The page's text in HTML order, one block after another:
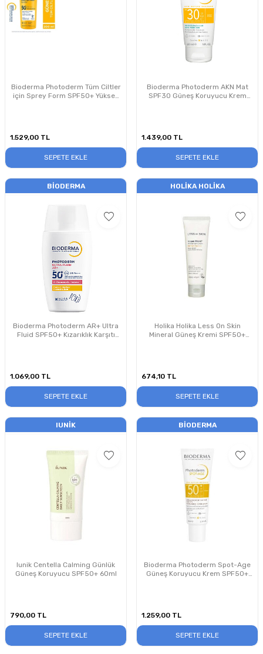
Bioderma Photoderm Tüm Ciltler
için Sprey Form SPF50+ Yüksek
1.529,00 TL
SEPETE EKLE
Bioderma Photoderm AKN Mat
SPF30 Güneş Koruyucu Krem
1.439,00 TL
SEPETE EKLE
BIODERMA
Bioderma Photoderm AR+ Ultra
Fluid SPF50+ Kızarıklık Karşıtı
1.069,00 TL
SEPETE EKLE
HOLIKA HOLIKA
Holika Holika Less On Skin
Mineral Güneş Kremi SPF50+
674,10 TL
SEPETE EKLE
IUNIK
Iunik Centella Calming Günlük
Güneş Koruyucu SPF50+ 60ml
790,00 TL
SEPETE EKLE
BIODERMA
Bioderma Photoderm Spot-Age
Güneş Koruyucu Krem SPF50+
1.259,00 TL
SEPETE EKLE